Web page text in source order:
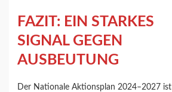
FAZIT: EIN STARKES
SIGNAL GEGEN
AUSBEUTUNG
Der Nationale Aktionsplan 2024–2027 ist